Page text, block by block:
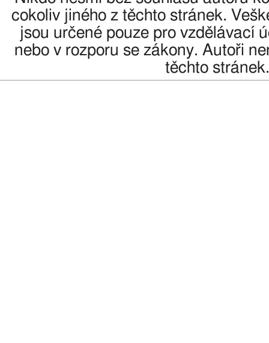
cokoliv jiného z těchto stránek.
jsou určené pouze pro vzdělávací
nebo v rozporu se zákony. Autoři
těchto